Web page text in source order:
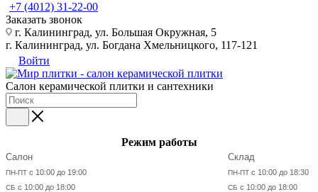
+7 (4012) 31-22-00
Заказать звонок
г. Калининград, ул. Большая Окружная, 5
г. Калининград, ул. Богдана Хмельницкого, 117-121
Войти
Салон керамической плитки и сантехники
Режим работы
Салон
ПН-ПТ с 10:00 до 19:00
СБ с 10:00 до 18:00
Склад
ПН-ПТ с 10:00 до 18:30
СБ с 10:00 до 18:00